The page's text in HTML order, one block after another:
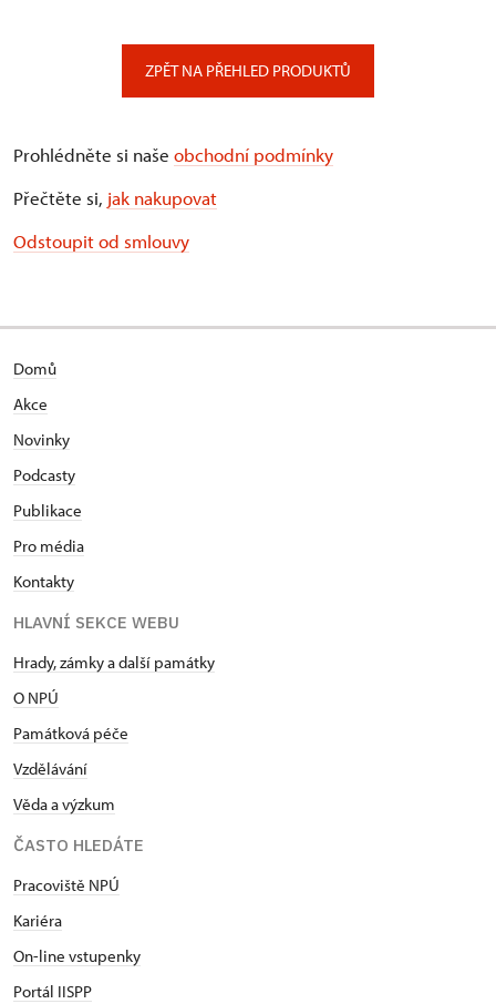
ZPĚT NA PŘEHLED PRODUKTŮ
Prohlédněte si naše obchodní podmínky
Přečtěte si, jak nakupovat
Odstoupit od smlouvy
Domů
Akce
Novinky
Podcasty
Publikace
Pro média
Kontakty
HLAVNÍ SEKCE WEBU
Hrady, zámky a další památky
O NPÚ
Památková péče
Vzdělávání
Věda a výzkum
ČASTO HLEDÁTE
Pracoviště NPÚ
Kariéra
On-line vstupenky
Portál IISPP